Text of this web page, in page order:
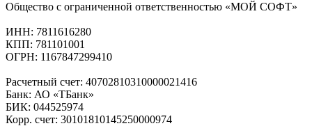
Общество с ограниченной ответственностью «МОЙ СОФТ»
ИНН: 7811616280
КПП: 781101001
ОГРН: 1167847299410
Расчетный счет: 40702810310000021416
Банк: АО «ТБанк»
БИК: 044525974
Корр. счет: 30101810145250000974